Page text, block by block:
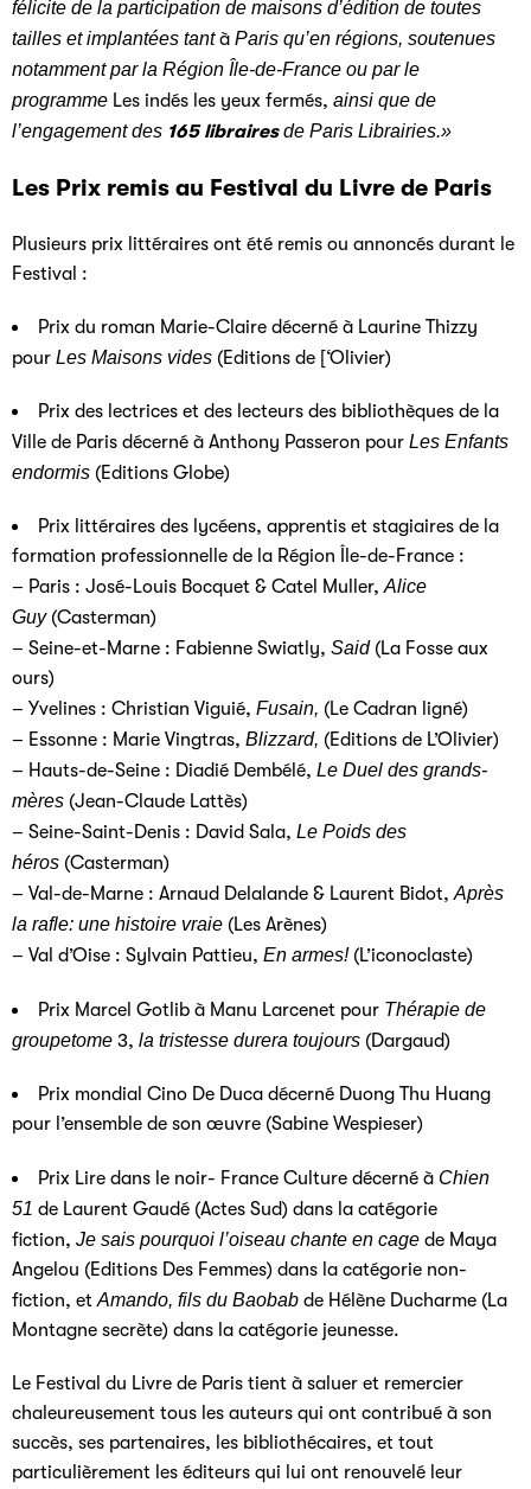
félicite de la participation de maisons d’édition de toutes
tailles et implantées tantà Paris qu’en régions, soutenues
notamment par la Région Île-de-France ou par le
programme Les indés les yeux fermés, ainsi que de
l’engagement des 165 librairesde Paris Librairies.»
Les Prix remis au Festival du Livre de Paris
Plusieurs prix littéraires ont été remis ou annoncés durant le
Festival :
Prix du roman Marie-Claire décerné à Laurine Thizzy
pour Les Maisons vides (Editions de [‘Olivier)
Prix des lectrices et des lecteurs des bibliothèques de la
Ville de Paris décerné à Anthony Passeron pour Les Enfants
endormis (Editions Globe)
Prix littéraires des lycéens, apprentis et stagiaires de la
formation professionnelle de la Région Île-de-France :
– Paris : José-Louis Bocquet & Catel Muller,Alice
Guy (Casterman)
– Seine-et-Marne : Fabienne Swiatly, Said (La Fosse aux
ours)
– Yvelines : Christian Viguié, Fusain, (Le Cadran ligné)
– Essonne : Marie Vingtras, Blizzard, (Editions de L’Olivier)
– Hauts-de-Seine : Diadié Dembélé, Le Duel des grands-
mères (Jean-Claude Lattès)
– Seine-Saint-Denis : David Sala, Le Poids des
héros (Casterman)
– Val-de-Marne : Arnaud Delalande & Laurent Bidot,Après
la rafle: une histoire vraie (Les Arènes)
– Val d’Oise : Sylvain Pattieu, En armes! (L’iconoclaste)
Prix Marcel Gotlib à Manu Larcenet pour Thérapie de
groupetome 3, la tristesse durera toujours (Dargaud)
Prix mondial Cino De Duca décerné Duong Thu Huang
pour l’ensemble de son œuvre (Sabine Wespieser)
Prix Lire dans le noir- France Culture décerné à Chien
51 de Laurent Gaudé (Actes Sud) dans la catégorie
fiction, Je sais pourquoi l’oiseau chante en cage de Maya
Angelou (Editions Des Femmes) dans la catégorie non-
fiction, etAmando, fils du Baobab de Hélène Ducharme (La
Montagne secrète) dans la catégorie jeunesse.
Le Festival du Livre de Paris tient à saluer et remercier
chaleureusement tous les auteurs qui ont contribué à son
succès, ses partenaires, les bibliothécaires, et tout
particulièrement les éditeurs qui lui ont renouvelé leur